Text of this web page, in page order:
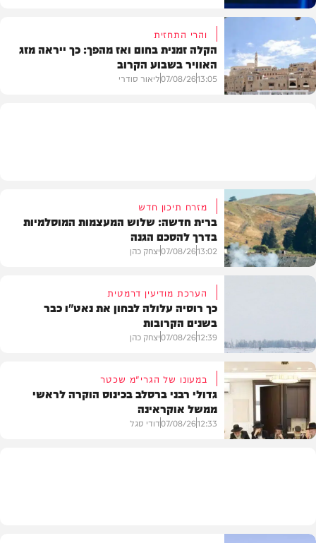
פוליטי
והרי התחזית
הקלה זמנית בחום ואז מהפך: כך ייראה מזג
האוויר בשבוע הקרוב
13:05
07/08/26ליאור סודרי
מזרח תיכון חדש
ברית חדשה: שלוש המעצמות המוסלמיות
בדרך להסכם הגנה
13:02
07/08/26יצחק כהן
הערכת מודיעין דרמטית
כך רוסיה עלולה לבחון את נאט"ו כבר
בשנים הקרובות
12:39
07/08/26יצחק כהן
במעונו של הגרי"מ שכטר
גדולי רבני ברסלב בכינוס הוקרה לראשי
ממשל אוקראינה
12:33
07/08/26דודי סגל